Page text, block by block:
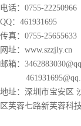
电话：0755-22250966
QQ：461931695
传真：0755-25655633
网址：www.szzjly.cn
邮箱：
地址： 深圳市宝安区
区芙蓉七路新芙蓉科